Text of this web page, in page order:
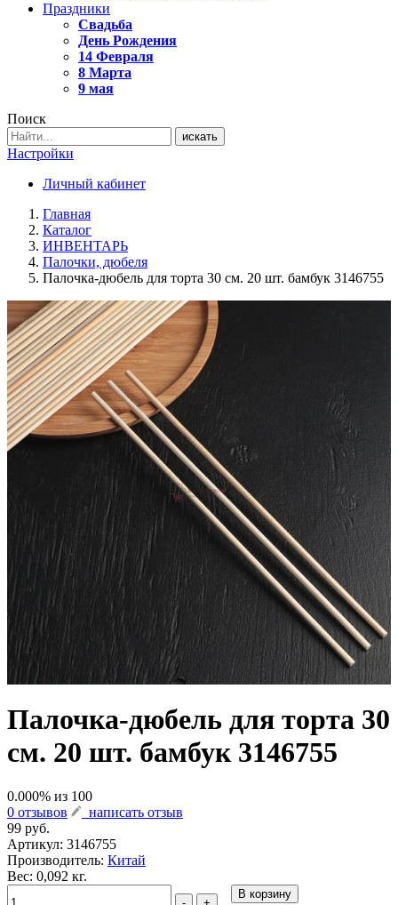
Праздники
Свадьба
День Рождения
14 Февраля
8 Марта
9 мая
Поиск
искать
Настройки
Личный кабинет
Главная
Каталог
ИНВЕНТАРЬ
Палочки, дюбеля
Палочка-дюбель для торта 30 см. 20 шт. бамбук 3146755
Палочка-дюбель для торта 30
см. 20 шт. бамбук 3146755
0.000% из 100
0 отзывов
написать отзыв
99 руб.
Артикул: 3146755
Производитель: Китай
Вес: 0,092 кг.
В корзину